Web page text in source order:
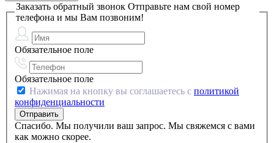
Заказать обратный звонок Отправьте нам свой номер
телефона и мы Вам позвоним!
Обязательное поле
Обязательное поле
Нажимая на кнопку вы соглашаетесь с политикой
конфиденциальности
Спасибо. Мы получили ваш запрос. Мы свяжемся с вами
как можно скорее.